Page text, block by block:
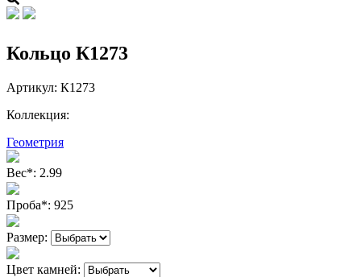
Кольцо К1273
Артикул: К1273
Коллекция:
Геометрия
Вес*: 2.99
Проба*: 925
Размер:
Цвет камней: